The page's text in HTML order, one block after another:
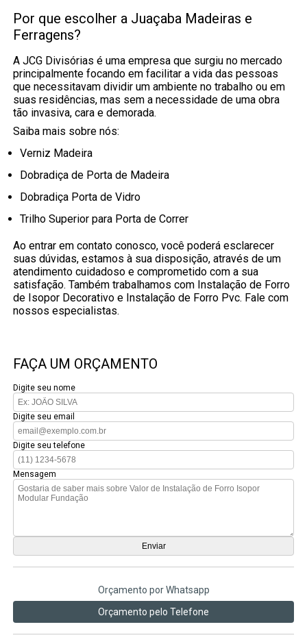
Por que escolher a Juaçaba Madeiras e
Ferragens?
A JCG Divisórias é uma empresa que surgiu no mercado
principalmente focando em facilitar a vida das pessoas
que necessitavam dividir um ambiente no trabalho ou em
suas residências, mas sem a necessidade de uma obra
tão invasiva, cara e demorada.
Saiba mais sobre nós:
Verniz Madeira
Dobradiça de Porta de Madeira
Dobradiça Porta de Vidro
Trilho Superior para Porta de Correr
Ao entrar em contato conosco, você poderá esclarecer
suas dúvidas, estamos à sua disposição, através de um
atendimento cuidadoso e comprometido com a sua
satisfação. Também trabalhamos com Instalação de Forro
de Isopor Decorativo e Instalação de Forro Pvc. Fale com
nossos especialistas.
FAÇA UM ORÇAMENTO
Digite seu nome
Digite seu email
Digite seu telefone
Mensagem
Orçamento por Whatsapp
Orçamento pelo Telefone